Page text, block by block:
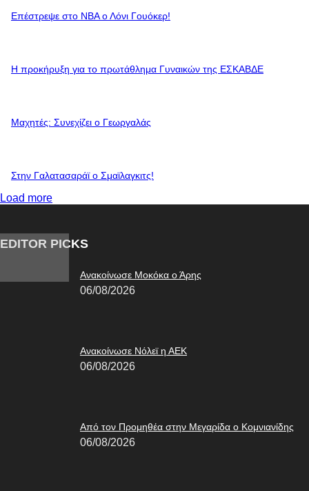
Επέστρεψε στο ΝΒΑ ο Λόνι Γουόκερ!
Η προκήρυξη για το πρωτάθλημα Γυναικών της ΕΣΚΑΒΔΕ
Mαχητές: Συνεχίζει ο Γεωργαλάς
Στην Γαλατασαράϊ ο Σμαϊλαγκιτς!
Load more
EDITOR PICKS
Ανακοίνωσε Μοκόκα ο Άρης
06/08/2026
Ανακοίνωσε Νόλεϊ η ΑΕΚ
06/08/2026
Από τον Προμηθέα στην Μεγαρίδα ο Κομνιανίδης
06/08/2026